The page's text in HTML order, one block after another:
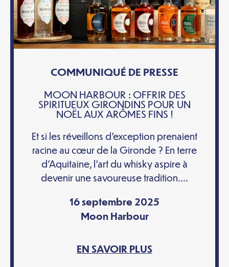
COMMUNIQUÉ DE PRESSE
MOON HARBOUR : OFFRIR DES
SPIRITUEUX GIRONDINS POUR UN
NOËL AUX ARÔMES FINS !
Et si les réveillons d’exception prenaient
racine au cœur de la Gironde ? En terre
d’Aquitaine, l’art du whisky aspire à
devenir une savoureuse tradition....
16 septembre 2025
Moon Harbour
EN SAVOIR PLUS